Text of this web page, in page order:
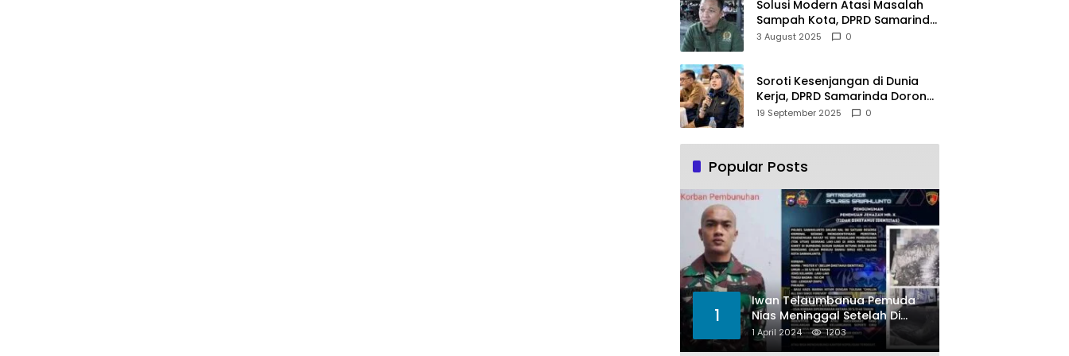
Solusi Modern Atasi Masalah
Sampah Kota, DPRD Samarinda
Dukung Penuh Proyek PLTSA
3 August 2025 0
Soroti Kesenjangan di Dunia
Kerja, DPRD Samarinda Dorong
Pemkot Gencarkan
19 September 2025 0
Popular Posts
1
Iwan Telaumbanua Pemuda
Nias Meninggal Setelah Di
Habisi Oknum TNI AL
1 April 2024 1203